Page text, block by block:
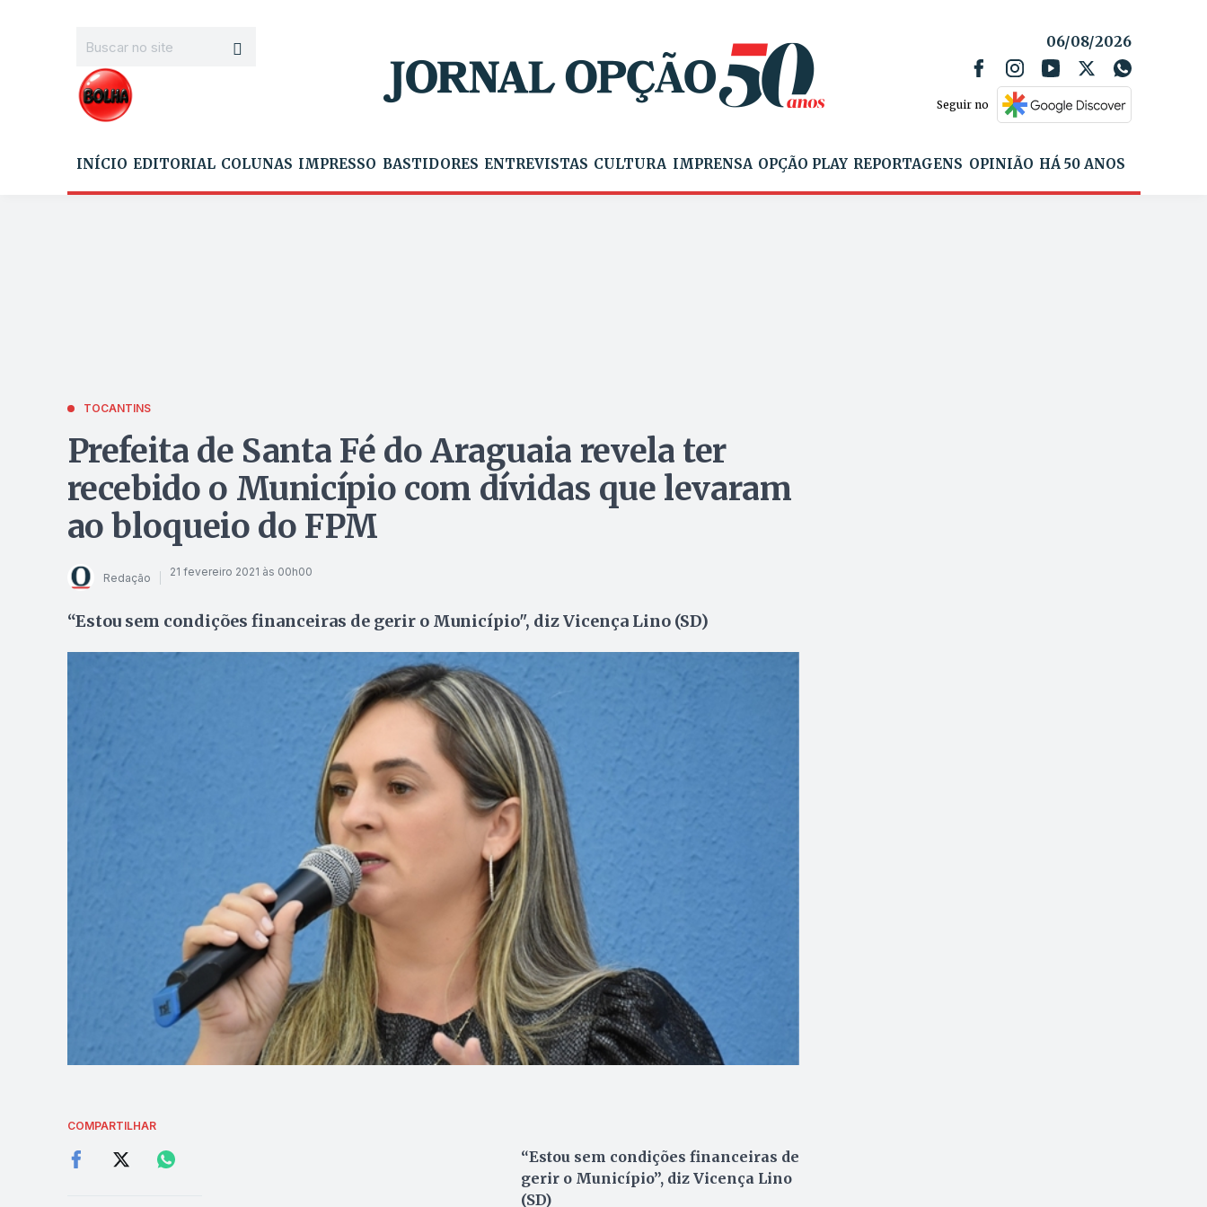
06/08/2026
Seguir no
INÍCIO EDITORIAL COLUNAS IMPRESSO BASTIDORES ENTREVISTAS CULTURA IMPRENSA OPÇÃO PLAY REPORTAGENS OPINIÃO HÁ 50 ANOS
TOCANTINS
Prefeita de Santa Fé do Araguaia revela ter
recebido o Município com dívidas que levaram
ao bloqueio do FPM
Redação 21 fevereiro 2021 às 00h00
“Estou sem condições financeiras de gerir o Município", diz Vicença Lino (SD)
COMPARTILHAR
“Estou sem condições financeiras de
gerir o Município”, diz Vicença Lino
(SD)